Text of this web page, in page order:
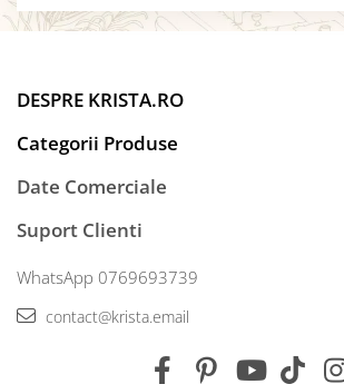
DESPRE KRISTA.RO
Categorii Produse
Date Comerciale
Suport Clienti
WhatsApp 0769693739
contact@krista.email